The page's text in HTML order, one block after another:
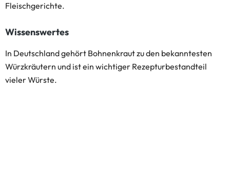
Fleischgerichte.
Wissenswertes
In Deutschland gehört Bohnenkraut zu den bekanntesten
Würzkräutern und ist ein wichtiger Rezepturbestandteil
vieler Würste.